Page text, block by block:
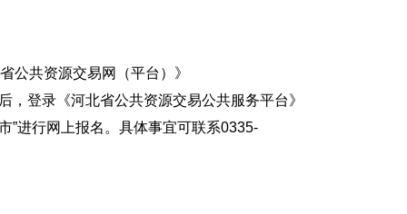
共资源交易网（平台）》
，登录《河北省公共资源交易公共服务平台》
”进行网上报名。具体事宜可联系0335-